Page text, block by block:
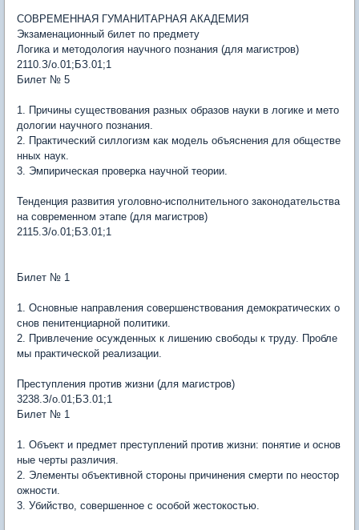
СОВРЕМЕННАЯ ГУМАНИТАРНАЯ АКАДЕМИЯ
Экзаменационный билет по предмету
Логика и методология научного познания (для магистров)
2110.З/о.01;БЗ.01;1
Билет № 5
1. Причины существования разных образов науки в логике и мето
дологии научного познания.
2. Практический силлогизм как модель объяснения для обществе
нных наук.
3. Эмпирическая проверка научной теории.
Тенденция развития уголовно-исполнительного законодательства
на современном этапе (для магистров)
2115.З/о.01;БЗ.01;1
Билет № 1
1. Основные направления совершенствования демократических о
снов пенитенциарной политики.
2. Привлечение осужденных к лишению свободы к труду. Пробле
мы практической реализации.
Преступления против жизни (для магистров)
3238.З/о.01;БЗ.01;1
Билет № 1
1. Объект и предмет преступлений против жизни: понятие и основ
ные черты различия.
2. Элементы объективной стороны причинения смерти по неостор
ожности.
3. Убийство, совершенное с особой жестокостью.